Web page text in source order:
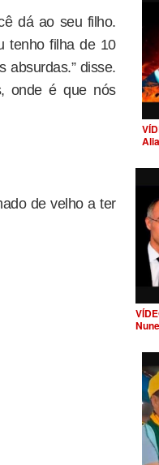
dá ao seu filho.
tenho filha de 10
absurdas.” disse.
onde é que nós
de velho a ter